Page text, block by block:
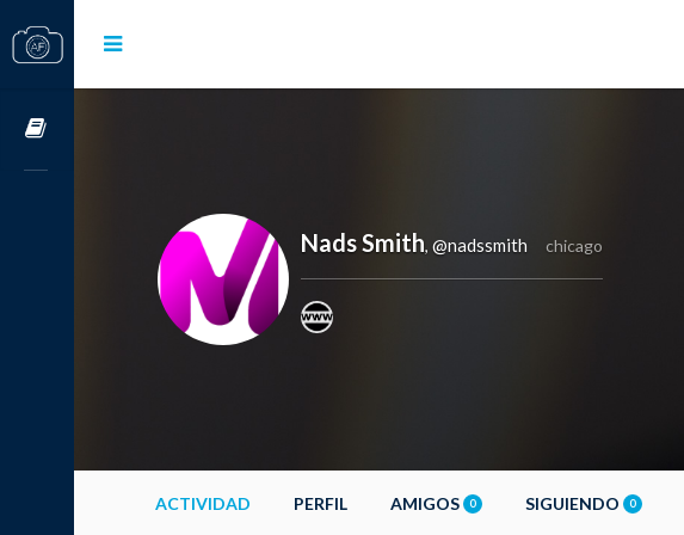
Nads Smith, @nadssmith chicago
ACTIVIDAD PERFIL AMIGOS 0 SIGUIENDO 0